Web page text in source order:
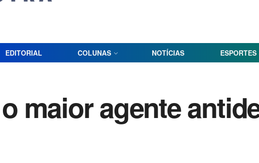
EDITORIAL COLUNAS NOTÍCIAS ESPORTES
maior agente